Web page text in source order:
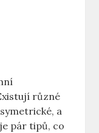
různé
a
pár tipů, co